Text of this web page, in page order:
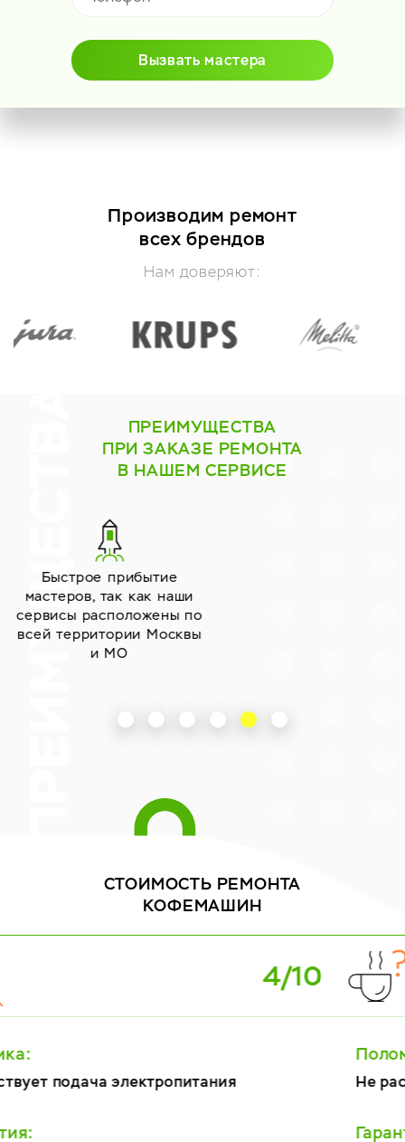
Вызвать мастера
Производим ремонт
всех брендов
Нам доверяют:
ПРЕИМУЩЕСТВА
ПРИ ЗАКАЗЕ РЕМОНТА
В НАШЕМ СЕРВИСЕ
Работаем только с
надёжными
поставщиками запчастей
уже много лет
СТОИМОСТЬ РЕМОНТА
КОФЕМАШИН
5/10
Не распознает кофе